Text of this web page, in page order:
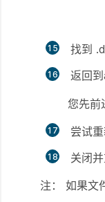
找到
返回
您先前
尝试
关闭
注：
如果文